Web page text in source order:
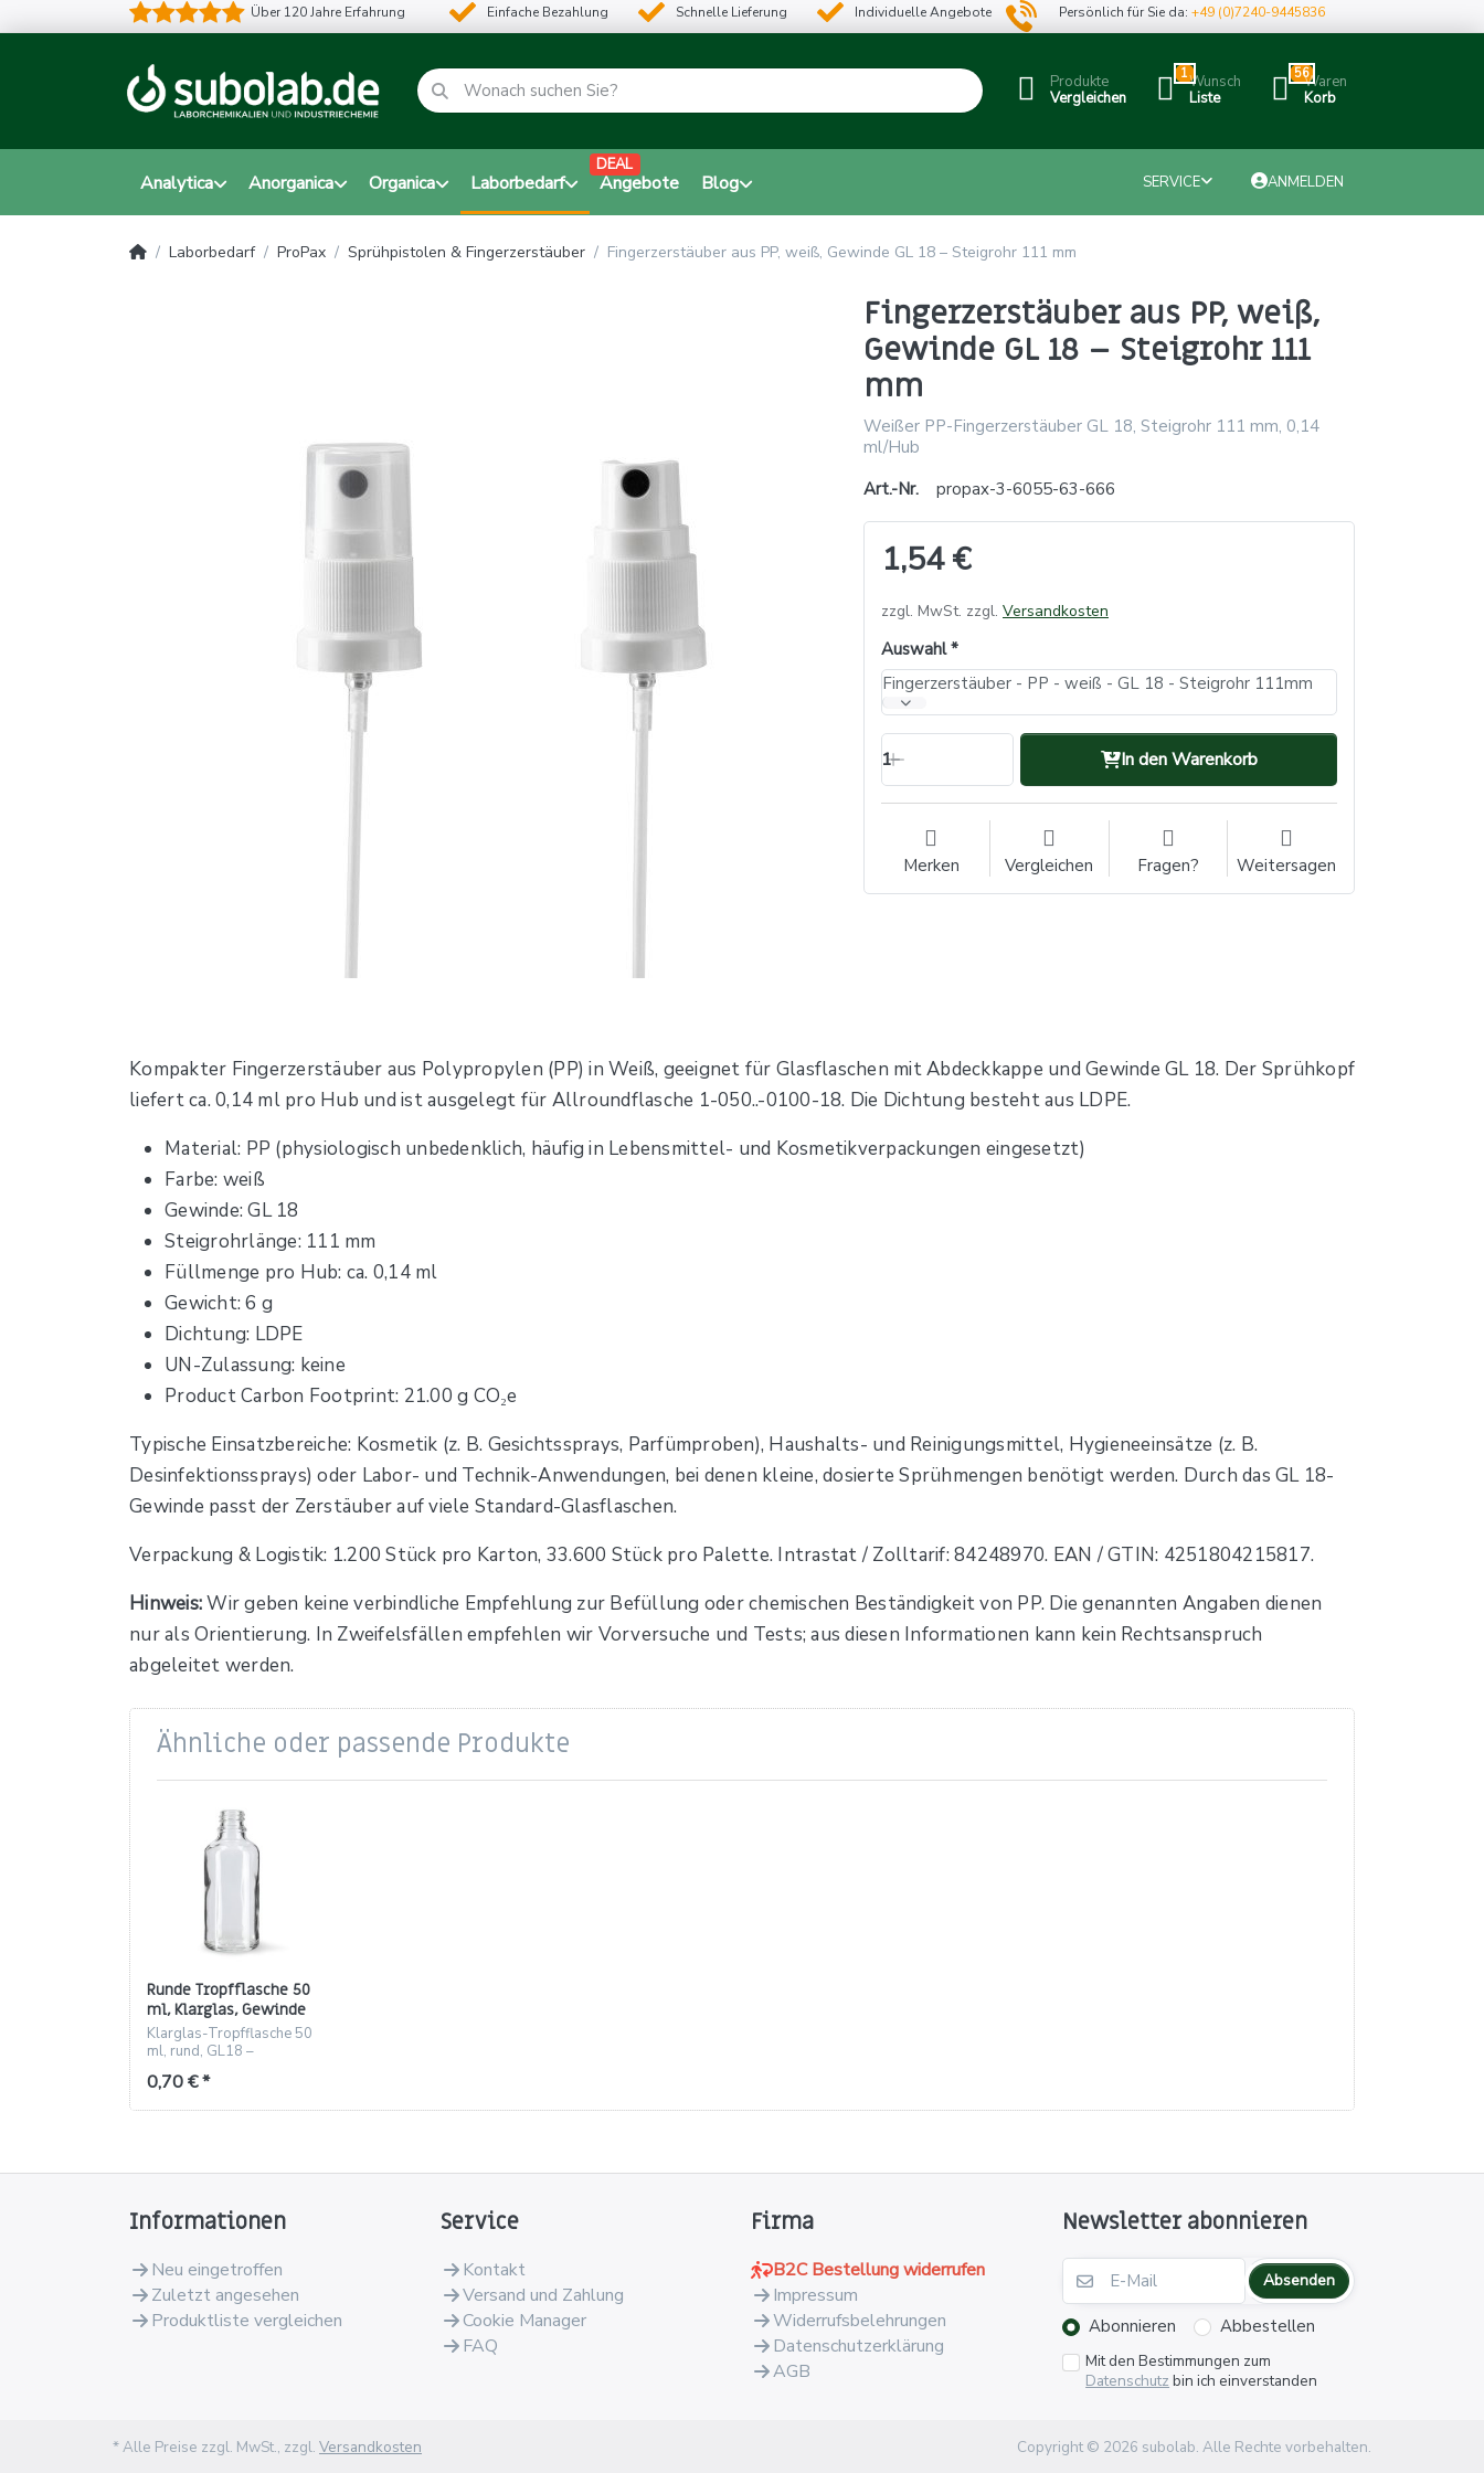
Über 120 Jahre Erfahrung Einfache Bezahlung Schnelle Lieferung Individuelle Angebote Persönlich für Sie da:+49 (0)7240-9445836
Produkte
Vergleichen
1Wunsch
Liste
56Waren
Korb
Analytica Anorganica Organica Laborbedarf Angebote
DEAL
Blog SERVICE ANMELDEN
Laborbedarf ProPax Sprühpistolen & Fingerzerstäuber Fingerzerstäuber aus PP, weiß, Gewinde GL 18 – Steigrohr 111 mm
Fingerzerstäuber aus PP, weiß,
Gewinde GL 18 – Steigrohr 111
mm
Weißer PP-Fingerzerstäuber GL 18, Steigrohr 111 mm, 0,14
ml/Hub
Art.-Nr.
propax-3-6055-63-666
1,54 €
zzgl. MwSt. zzgl. Versandkosten
Auswahl
Fingerzerstäuber - PP - weiß - GL 18 - Steigrohr 111mm
1 In den Warenkorb
Merken Vergleichen Fragen? Weitersagen
Kompakter Fingerzerstäuber aus Polypropylen (PP) in Weiß, geeignet für Glasflaschen mit Abdeckkappe und Gewinde GL 18. Der Sprühkopf
liefert ca. 0,14 ml pro Hub und ist ausgelegt für Allroundflasche 1-050..-0100-18. Die Dichtung besteht aus LDPE.
Material: PP (physiologisch unbedenklich, häufig in Lebensmittel- und Kosmetikverpackungen eingesetzt)
Farbe: weiß
Gewinde: GL 18
Steigrohrlänge: 111 mm
Füllmenge pro Hub: ca. 0,14 ml
Gewicht: 6 g
Dichtung: LDPE
UN-Zulassung: keine
Product Carbon Footprint: 21.00 g CO₂e
Typische Einsatzbereiche: Kosmetik (z. B. Gesichtssprays, Parfümproben), Haushalts- und Reinigungsmittel, Hygieneeinsätze (z. B.
Desinfektionssprays) oder Labor- und Technik-Anwendungen, bei denen kleine, dosierte Sprühmengen benötigt werden. Durch das GL 18-
Gewinde passt der Zerstäuber auf viele Standard-Glasflaschen.
Verpackung & Logistik: 1.200 Stück pro Karton, 33.600 Stück pro Palette. Intrastat / Zolltarif: 84248970. EAN / GTIN: 4251804215817.
Hinweis:Wir geben keine verbindliche Empfehlung zur Befüllung oder chemischen Beständigkeit von PP. Die genannten Angaben dienen
nur als Orientierung. In Zweifelsfällen empfehlen wir Vorversuche und Tests; aus diesen Informationen kann kein Rechtsanspruch
abgeleitet werden.
Ähnliche oder passende Produkte
Runde Tropfflasche 50
ml, Klarglas, Gewinde
GL18
Klarglas-Tropfflasche 50
ml, rund, GL18 –
100% recyclebar.
0,70 € *
Informationen
Neu eingetroffen
Zuletzt angesehen
Produktliste vergleichen
Service
Kontakt
Versand und Zahlung
Cookie Manager
FAQ
Firma
B2C Bestellung widerrufen
Impressum
Widerrufsbelehrungen
Datenschutzerklärung
AGB
Newsletter abonnieren
Absenden
Abonnieren Abbestellen
Mit den Bestimmungen zum
Datenschutz bin ich einverstanden
* Alle Preise zzgl. MwSt., zzgl. Versandkosten Copyright © 2026 subolab. Alle Rechte vorbehalten.